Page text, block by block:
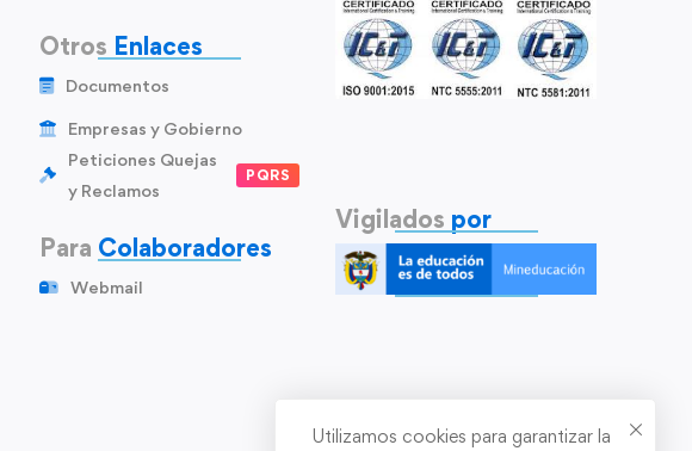
Otros Enlaces
Documentos
Empresas y Gobierno
Peticiones Quejas
y Reclamos
PQRS
Para Colaboradores
Webmail
Vigilados por
Utilizamos cookies para garantizar la